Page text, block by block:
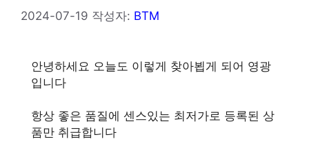
2024-07-19 작성자: BTM
안녕하세요 오늘도 이렇게 찾아뵙게 되어 영광
입니다
항상 좋은 품질에 센스있는 최저가로 등록된 상
품만 취급합니다